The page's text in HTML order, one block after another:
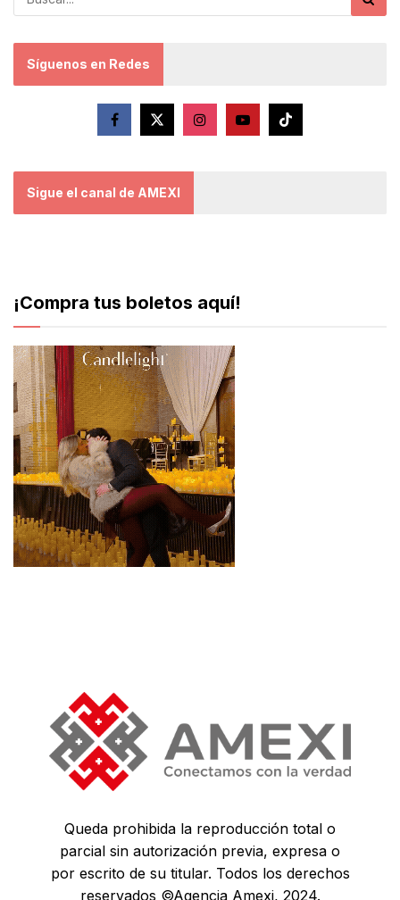
Síguenos en Redes
Sigue el canal de AMEXI
¡Compra tus boletos aquí!
Queda prohibida la reproducción total o
parcial sin autorización previa, expresa o
por escrito de su titular. Todos los derechos
reservados ©Agencia Amexi, 2024.